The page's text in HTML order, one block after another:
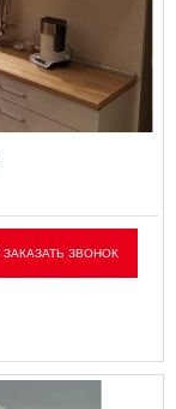
ЗАКАЗАТЬ ЗВОНОК